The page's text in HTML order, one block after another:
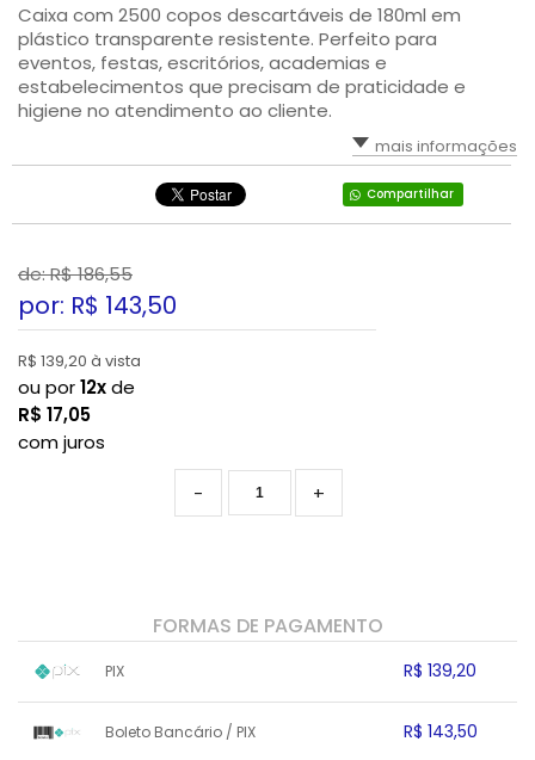
Caixa com 2500 copos descartáveis de 180ml em
plástico transparente resistente. Perfeito para
eventos, festas, escritórios, academias e
estabelecimentos que precisam de praticidade e
higiene no atendimento ao cliente.
mais informações
Compartilhar
de: R$186,55
por: R$ 143,50
R$ 139,20 à vista
ou por12xde
R$ 17,05
com juros
+
-
FORMAS DE PAGAMENTO
PIX R$ 139,20
.
Boleto Bancário / PIX R$ 143,50